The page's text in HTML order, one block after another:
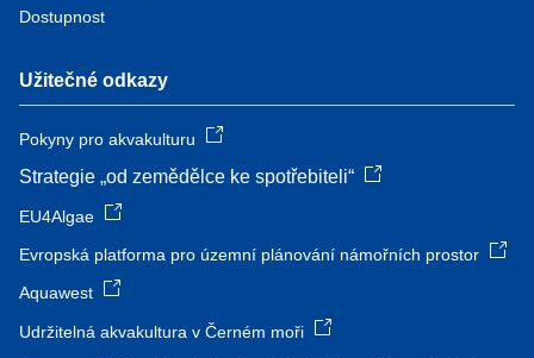
Dostupnost
Užitečné odkazy
Pokyny pro akvakulturu
Strategie „od zemědělce ke spotřebiteli“
EU4Algae
Evropská platforma pro územní plánování námořních prostor
Aquawest
Udržitelná akvakultura v Černém moři